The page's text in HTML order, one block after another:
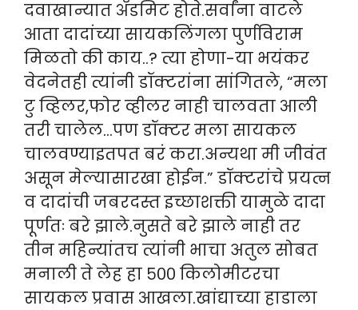
दवाखान्यात ॲडमिट होते.सर्वांना वाटले
आता दादांच्या सायकलिंगला पुर्णविराम
मिळतो की काय..? त्या होणा-या भयंकर
वेदनेतही त्यांनी डॉक्टरांना सांगितले, “मला
टु व्हिलर,फोर व्हीलर नाही चालवता आली
तरी चालेल…पण डॉक्टर मला सायकल
चालवण्याइतपत बरं करा.अन्यथा मी जीवंत
असून मेल्यासारखा होईन.” डॉक्टरांचे प्रयत्न
व दादांची जबरदस्त इच्छाशक्ती यामुळे दादा
पूर्णतः बरे झाले.नुसते बरे झाले नाही तर
तीन महिन्यांतच त्यांनी भाचा अतुल सोबत
मनाली ते लेह हा ५०० किलोमीटरचा
सायकल प्रवास आखला.खांद्याच्या हाडाला